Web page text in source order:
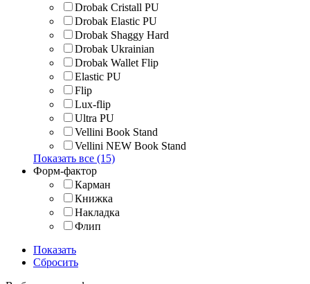
Drobak Cristall PU
Drobak Elastic PU
Drobak Shaggy Hard
Drobak Ukrainian
Drobak Wallet Flip
Elastic PU
Flip
Lux-flip
Ultra PU
Vellini Book Stand
Vellini NEW Book Stand
Показать все (15)
Форм-фактор
Карман
Книжка
Накладка
Флип
Показать
Сбросить